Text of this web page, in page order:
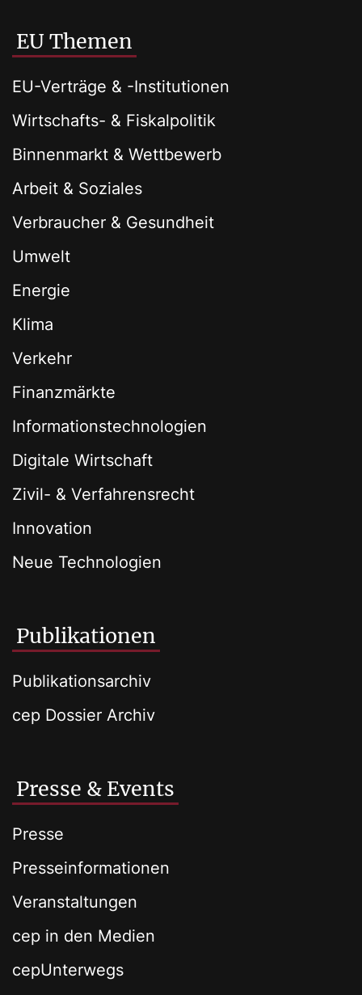
EU Themen
EU-Verträge & -Institutionen
Wirtschafts- & Fiskalpolitik
Binnenmarkt & Wettbewerb
Arbeit & Soziales
Verbraucher & Gesundheit
Umwelt
Energie
Klima
Verkehr
Finanzmärkte
Informationstechnologien
Digitale Wirtschaft
Zivil- & Verfahrensrecht
Innovation
Neue Technologien
Publikationen
Publikationsarchiv
cep Dossier Archiv
Presse & Events
Presse
Presseinformationen
Veranstaltungen
cep in den Medien
cepUnterwegs